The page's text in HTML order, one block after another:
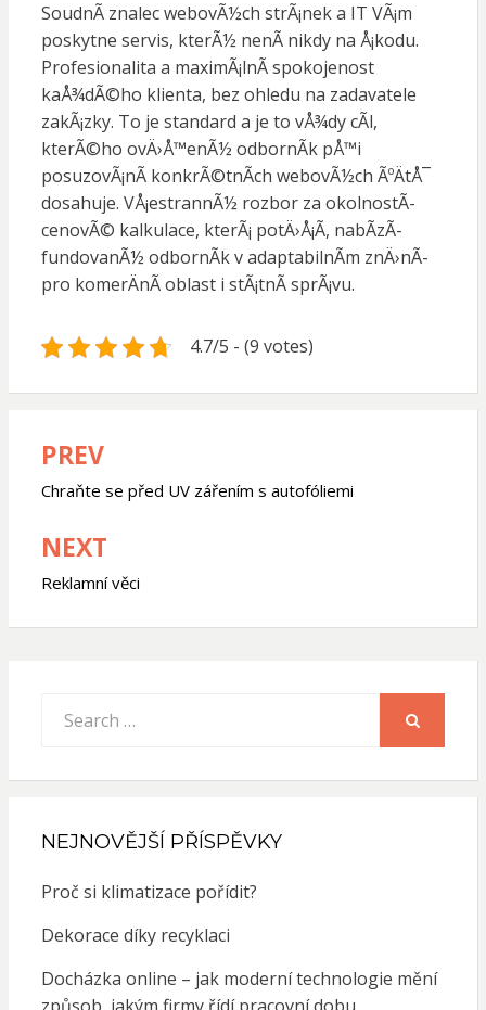
SoudnÃ­ znalec webovÃ½ch strÃ¡neka IT VÃ¡m
poskytne servis, kterÃ½ nenÃ­ nikdy na Å¡kodu.
Profesionalita a maximÃ¡lnÃ­ spokojenost
kaÅ¾dÃ©ho klienta, bez ohledu na zadavatele
zakÃ¡zky. To je standard a je to vÅ¾dy cÃ­l,
kterÃ©ho ovÄ›Å™enÃ½ odbornÃ­k pÅ™i
posuzovÃ¡nÃ­ konkrÃ©tnÃ­ch webovÃ½ch ÃºÄtÅ¯
dosahuje. VÅ¡estrannÃ½ rozbor za okolnostÃ­
cenovÃ© kalkulace, kterÃ¡ potÄ›Å¡Ã­, nabÃ­zÃ­
fundovanÃ½ odbornÃ­k v adaptabilnÃ­m znÄ›nÃ­
pro komerÄnÃ­ oblast i stÃ¡tnÃ­ sprÃ¡vu.
4.7/5 - (9 votes)
Navigace
pro
příspěvek
PREV
Chraňte se před UV zářením s autofóliemi
NEXT
Reklamní věci
for:
NEJNOVĚJŠÍ PŘÍSPĚVKY
Proč si klimatizace pořídit?
Dekorace díky recyklaci
Docházka online – jak moderní technologie mění